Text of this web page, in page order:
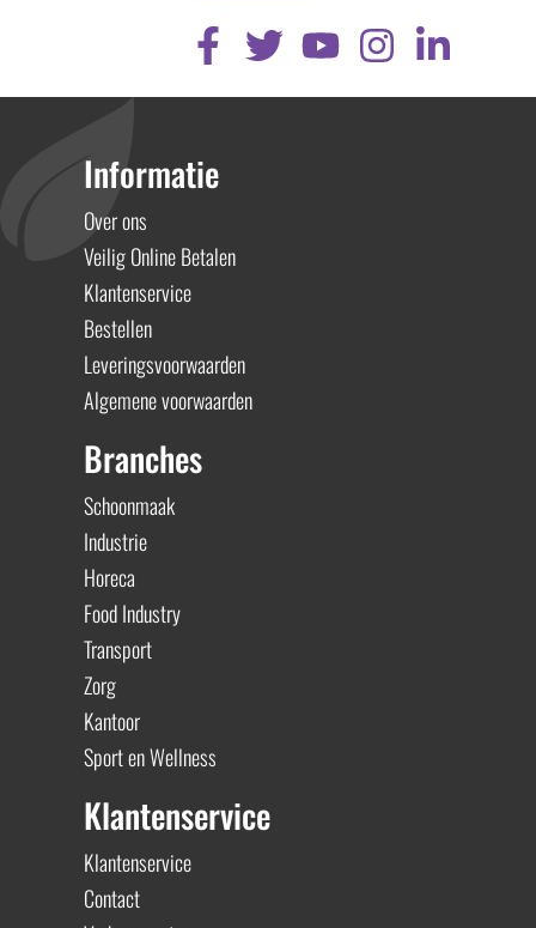
Informatie
Over ons
Veilig Online Betalen
Klantenservice
Bestellen
Leveringsvoorwaarden
Algemene voorwaarden
Branches
Schoonmaak
Industrie
Horeca
Food Industry
Transport
Zorg
Kantoor
Sport en Wellness
Klantenservice
Klantenservice
Contact